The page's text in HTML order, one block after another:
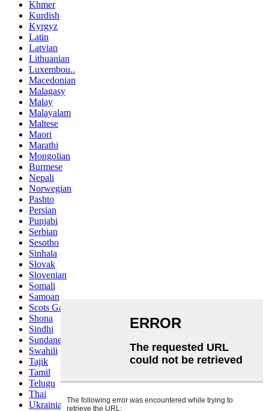
Khmer
Kurdish
Kyrgyz
Latin
Latvian
Lithuanian
Luxembou..
Macedonian
Malagasy
Malay
Malayalam
Maltese
Maori
Marathi
Mongolian
Burmese
Nepali
Norwegian
Pashto
Persian
Punjabi
Serbian
Sesotho
Sinhala
Slovak
Slovenian
Somali
Samoan
Scots Gaelic
Shona
Sindhi
Sundanese
Swahili
Tajik
Tamil
Telugu
Thai
Ukrainian